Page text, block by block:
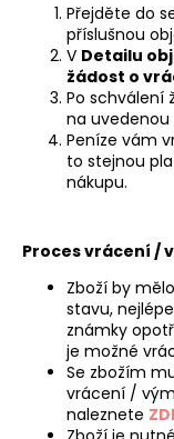
Přejděte do
příslušnou
V Detailu
žádost o
Po schválení
na uvedenou
Peníze vám
to stejnou
nákupu.
Proces vrácení /
Zboží by
stavu,
známky
je možné
Se zbožím
vrácení /
naleznete
t